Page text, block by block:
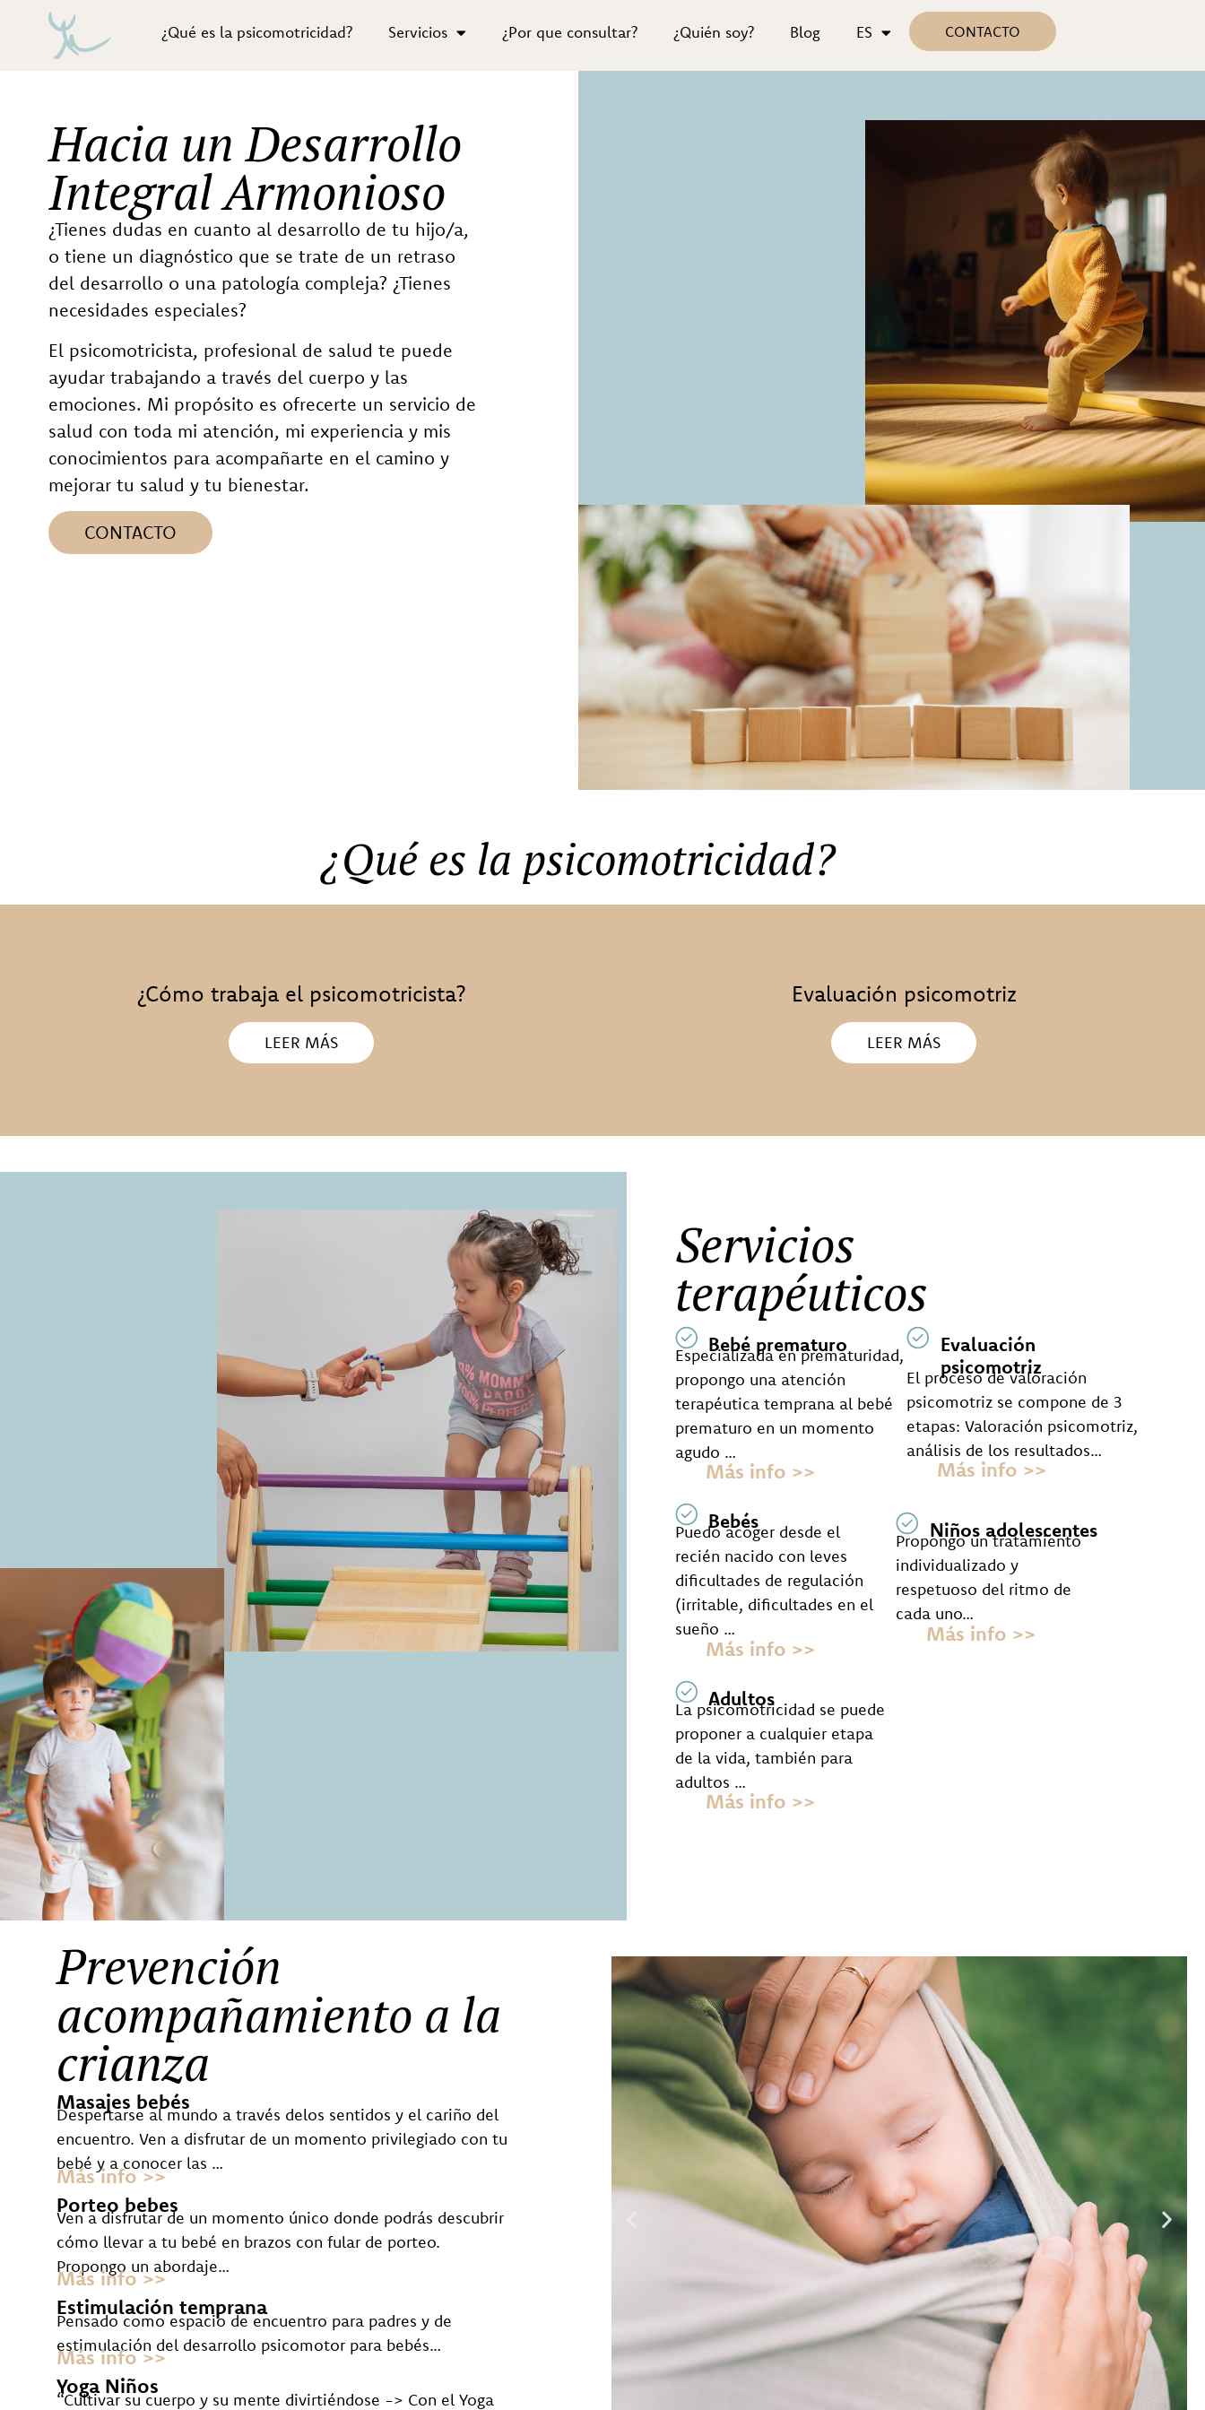
¿Qué es la psicomotricidad? Servicios ¿Por que consultar? ¿Quién soy? Blog ES CONTACTO
Hacia un Desarrollo
Integral Armonioso
¿Tienes dudas en cuanto al desarrollo de tu hijo/a,
o tiene un diagnóstico que se trate de un retraso
del desarrollo o una patología compleja? ¿Tienes
necesidades especiales?
El psicomotricista, profesional de salud te puede
ayudar trabajando a través del cuerpo y las
emociones. Mi propósito es ofrecerte un servicio de
salud con toda mi atención, mi experiencia y mis
conocimientos para acompañarte en el camino y
mejorar tu salud y tu bienestar.
CONTACTO
¿Qué es la psicomotricidad?
¿Cómo trabaja el psicomotricista?
LEER MÁS
Evaluación psicomotriz
LEER MÁS
Servicios
terapéuticos
Bebé prematuro
Especializada en prematuridad,
propongo una atención
terapéutica temprana al bebé
prematuro en un momento
agudo …
Más info >>
Evaluación
psicomotriz
El proceso de valoración
psicomotriz se compone de 3
etapas: Valoración psicomotriz,
análisis de los resultados…
Más info >>
Bebés
Puedo acoger desde el
recién nacido con leves
dificultades de regulación
(irritable, dificultades en el
sueño …
Más info >>
Niños adolescentes
Propongo un tratamiento
individualizado y
respetuoso del ritmo de
cada uno…
Más info >>
Adultos
La psicomotricidad se puede
proponer a cualquier etapa
de la vida, también para
adultos …
Más info >>
Prevención
acompañamiento a la
crianza
Masajes bebés
Despertarse al mundo a través delos sentidos y el cariño del
encuentro. Ven a disfrutar de un momento privilegiado con tu
bebé y a conocer las …
Más info >>
Porteo bebes
Ven a disfrutar de un momento único donde podrás descubrir
cómo llevar a tu bebé en brazos con fular de porteo.
Propongo un abordaje…
Más info >>
Estimulación temprana
Pensado como espacio de encuentro para padres y de
estimulación del desarrollo psicomotor para bebés…
Más info >>
Yoga Niños
“Cultivar su cuerpo y su mente divirtiéndose -> Con el Yoga